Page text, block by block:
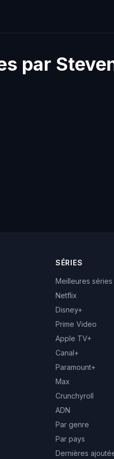
par
SÉRIES
Meilleures séries
Netflix
Disney+
Prime Video
Apple TV+
Canal+
Paramount+
Max
Crunchyroll
ADN
Par genre
Par pays
Dernières